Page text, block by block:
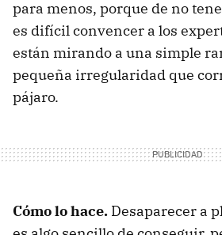
para menos, porque de no
es difícil convencer a los
están mirando a una simple
pequeña irregularidad que
pájaro.
Cómo lo hace. Desaparecer a